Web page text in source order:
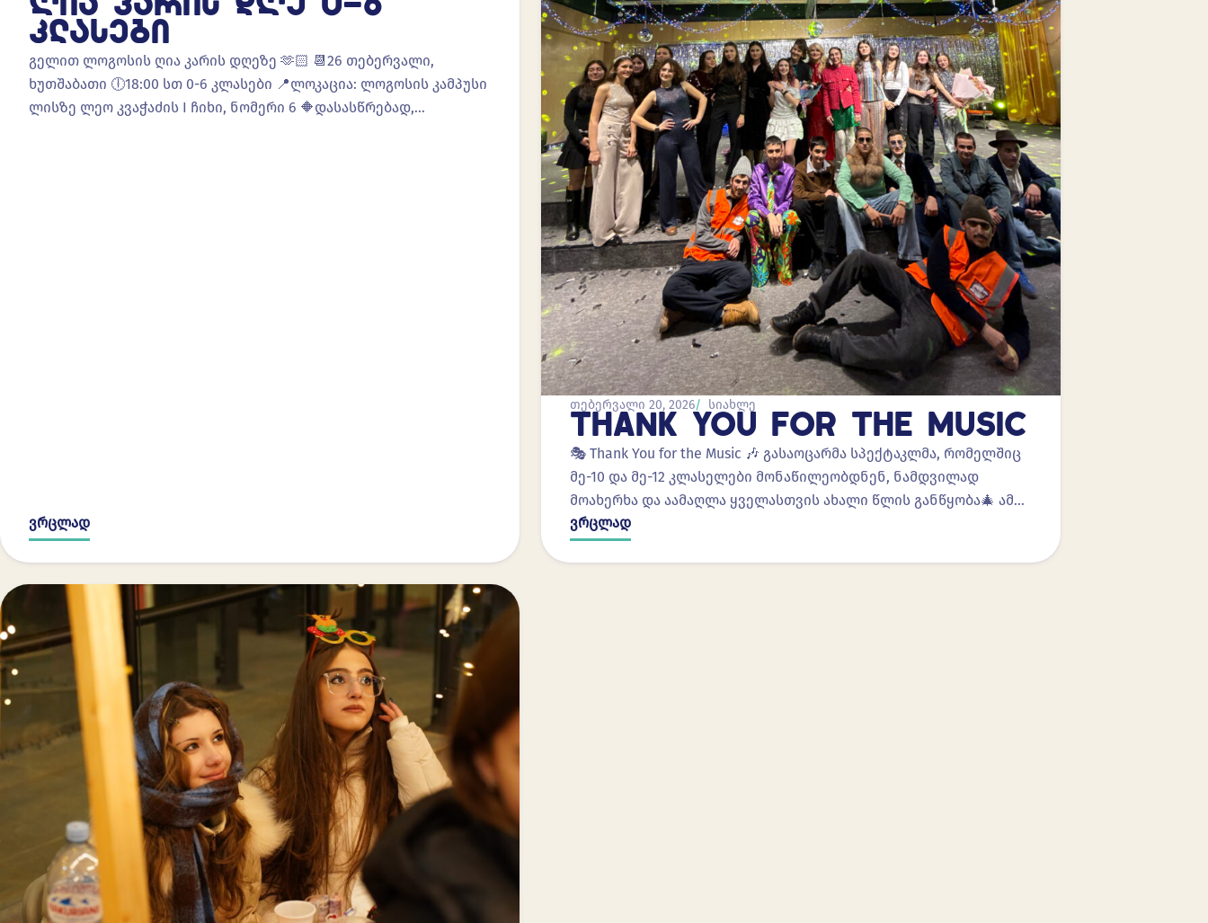
ᲦᲘᲐ ᲙᲐᲠᲘᲡ ᲓᲦᲔ 0-6
ᲙᲚᲐᲡᲔᲑᲘ
გელით ლოგოსის ღია კარის დღეზე 🫶🏻 📆26 თებერვალი,
ხუთშაბათი 🕕18:00 სთ 0-6 კლასები 📍ლოკაცია: ლოგოსის კამპუსი
ლისზე ლეო კვაჭაძის I ჩიხი, ნომერი 6 🔶დასასწრებად,…
ვრცლად
თებერვალი 20, 2026 სიახლე
THANK YOU FOR THE MUSIC
🎭 Thank You for the Music 🎶 გასაოცარმა სპექტაკლმა, რომელშიც
მე-10 და მე-12 კლასელები მონაწილეობდნენ, ნამდვილად
მოახერხა და აამაღლა ყველასთვის ახალი წლის განწყობა🎄 ამ…
ვრცლად